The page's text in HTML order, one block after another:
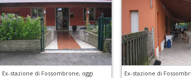
Ex-stazione di Fossombrone, oggi
Ex-stazione di